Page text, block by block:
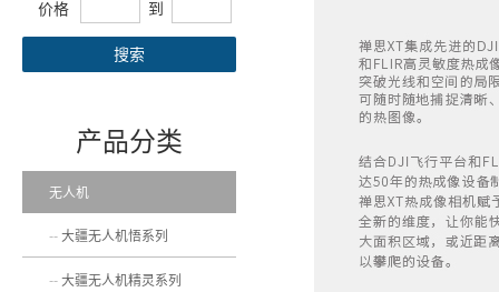
价格 到
搜索
产品分类
无人机
大疆无人机悟系列
大疆无人机精灵系列